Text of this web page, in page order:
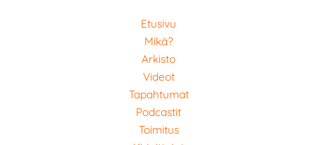
Etusivu
Mikä?
Arkisto
Videot
Tapahtumat
Podcastit
Toimitus